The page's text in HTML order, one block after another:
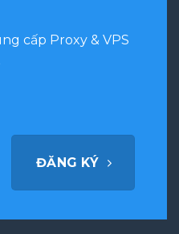
cấp Proxy & VPS
ĐĂNG KÝ